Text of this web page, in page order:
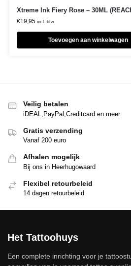
Xtreme Ink Fiery Rose – 30ML
€19,95 incl. btw
Toevoegen aan winkelwagen
Veilig betalen
iDEAL,PayPal,Creditcard en meer
Gratis verzending
Vanaf 200 euro
Afhalen mogelijk
Bij ons in Heerhugowaard
Flexibel retourbeleid
14 dagen retourbeleid
Het Tattoohuys
Een complete inrichting voor je